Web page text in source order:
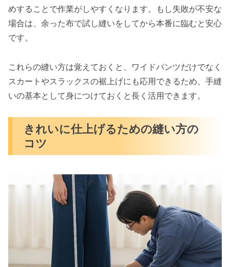
めすることで作業がしやすくなります。もし失敗が不安な
場合は、余った布で試し縫いをしてから本番に臨むと安心
です。
これらの縫い方は覚えておくと、ワイドパンツだけでなく
スカートやスラックスの裾上げにも応用できるため、手縫
いの基本として身につけておくと長く活用できます。
きれいに仕上げるための縫い方の
コツ